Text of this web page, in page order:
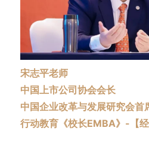
宋志平老师
中国上市公司协会会长
中国企业改革与发展研究会首
行动教育《校长EMBA》-【